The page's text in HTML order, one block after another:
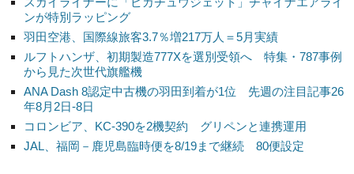
ンが特別ラッピング
羽田空港、国際線旅客3.7％増217万人＝5月実績
ルフトハンザ、初期製造777Xを選別受領へ 特集・787事例
から見た次世代旗艦機
ANA Dash 8認定中古機の羽田到着が1位 先週の注目記事26
年8月2日-8日
コロンビア、KC-390を2機契約 グリペンと連携運用
JAL、福岡－鹿児島臨時便を8/19まで継続 80便設定